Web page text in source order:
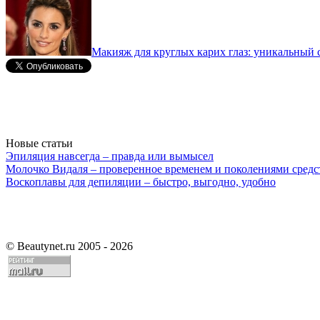
Макияж для круглых карих глаз: уникальный
Новые статьи
Эпиляция навсегда – правда или вымысел
Молочко Видаля – проверенное временем и поколениями
Воскоплавы для депиляции – быстро, выгодно, удобно
© Beautynet.ru 2005 - 2026